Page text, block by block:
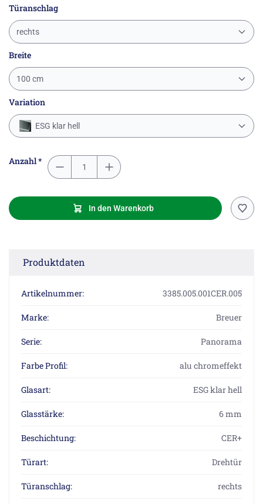
Türanschlag
rechts
Breite
100 cm
Variation
ESG klar hell
Anzahl *
In den Warenkorb
Produktdaten
Artikelnummer: 3385.005.001CER.005
Marke: Breuer
Serie: Panorama
Farbe Profil: alu chromeffekt
Glasart: ESG klar hell
Glasstärke: 6 mm
Beschichtung: CER+
Türart: Drehtür
Türanschlag: rechts